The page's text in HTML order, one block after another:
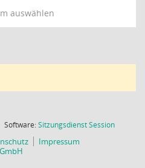
auswählen
Software:SitzungsdienstSession(Wird in
Impressum